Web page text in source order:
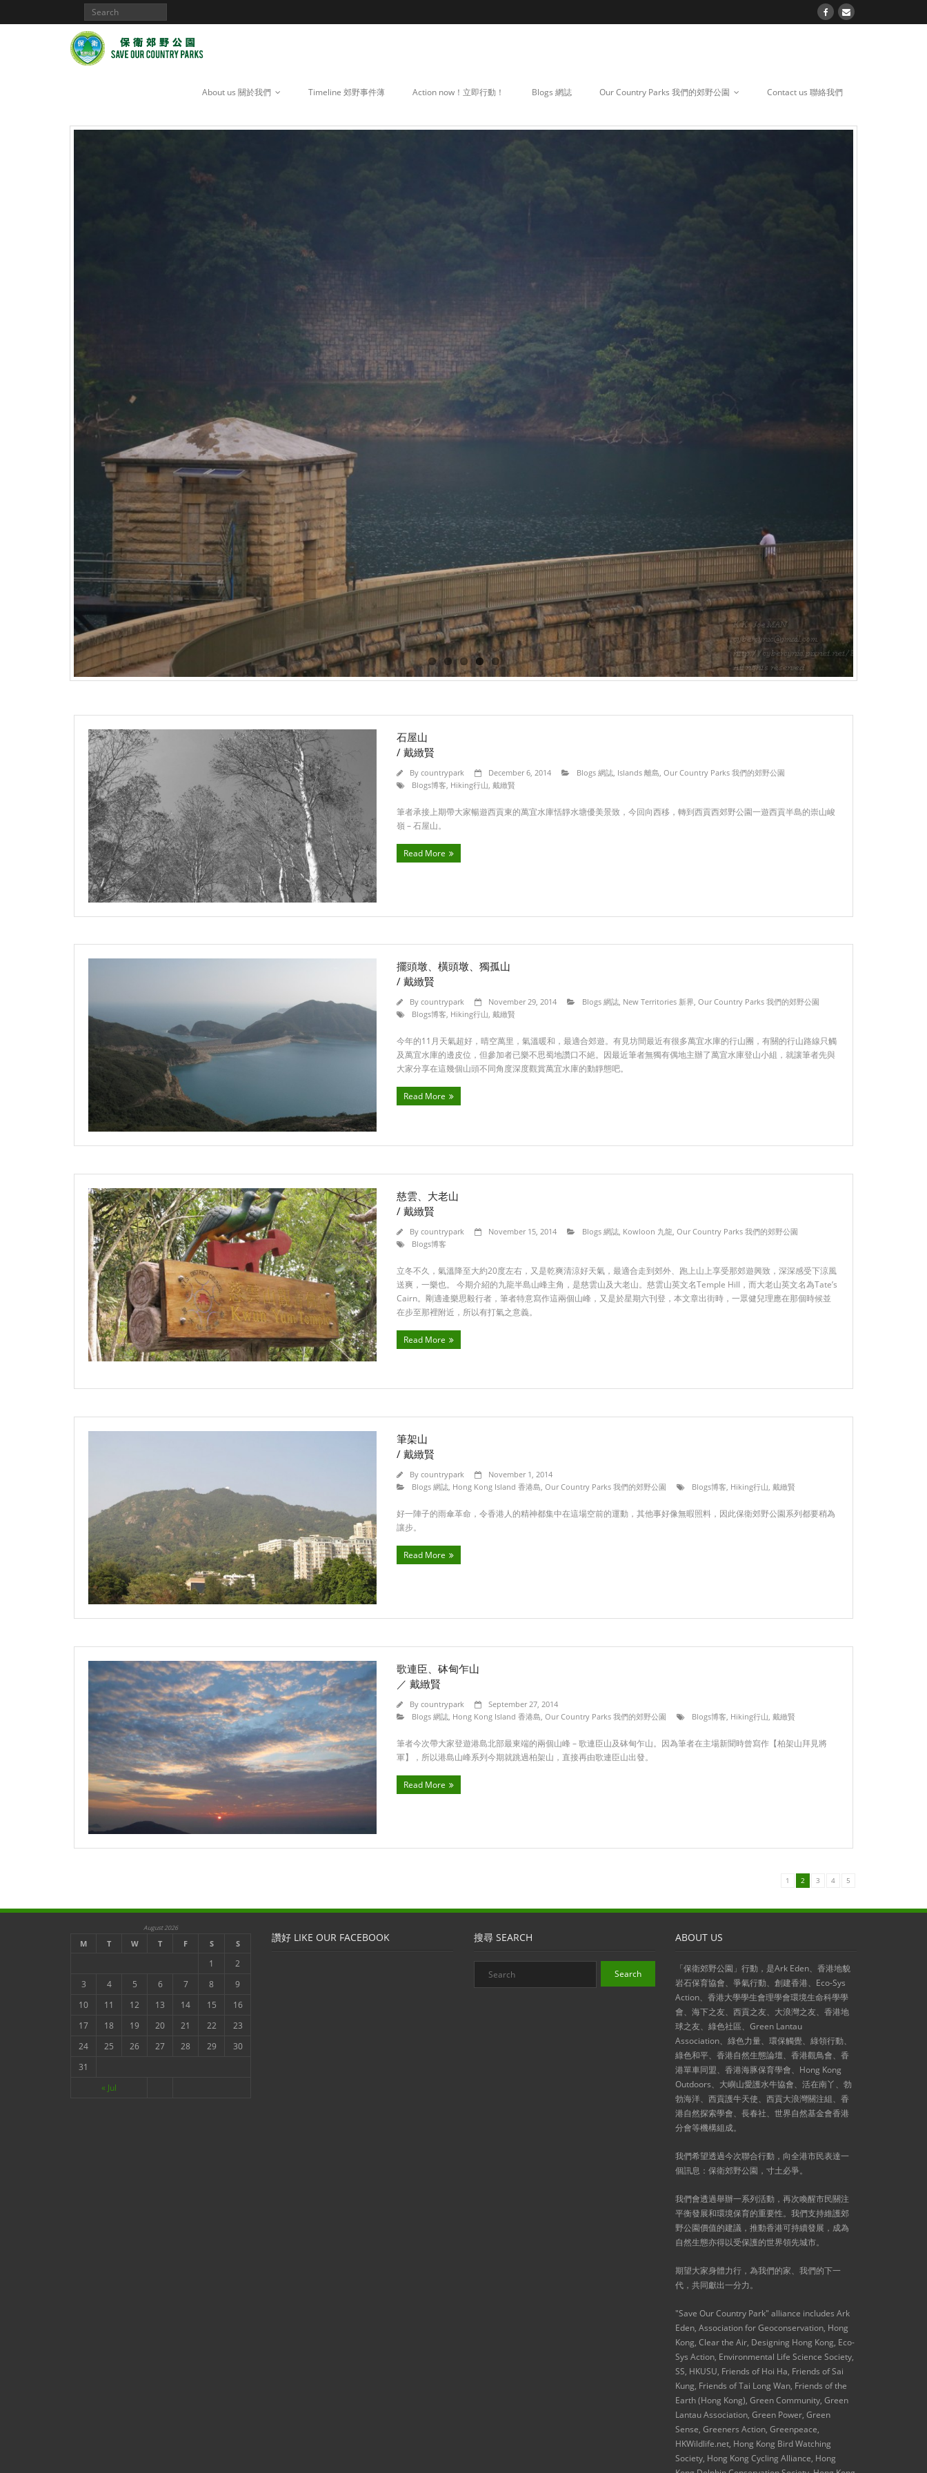
About us 關於我們 Timeline 郊野事件薄 Action now！立即行動！ Blogs 網誌 Our Country Parks 我們的郊野公園 Contact us 聯絡我們
石屋山
/ 戴緻賢
By countrypark December 6, 2014 Blogs 網誌, Islands 離島 Our Country Parks 我們的郊野公園
Blogs博客 Hiking行山 戴緻賢
筆者承接上期帶大家暢遊西貢東的萬宜水庫恬靜水塘優美景致，今回向西移，轉到西貢西郊野公園一遊西貢半島的崇山峻
嶺 – 石屋山。
Read More
擺頭墩、橫頭墩、獨孤山
/ 戴緻賢
By countrypark November 29, 2014 Blogs 網誌, New Territories 新界 Our Country Parks 我們的郊野公園
Blogs博客 Hiking行山 戴緻賢
今年的11月天氣超好，晴空萬里，氣溫暖和，最適合郊遊。有見坊間最近有很多萬宜水庫的行山團，有關的行山路線只觸
及萬宜水庫的邊皮位，但參加者已樂不思蜀地讚口不絕。因最近筆者無獨有偶地主辦了萬宜水庫登山小組，就讓筆者先與
大家分享在這幾個山頭不同角度深度觀賞萬宜水庫的動靜態吧。
Read More
慈雲、大老山
/ 戴緻賢
By countrypark November 15, 2014 Blogs 網誌, Kowloon 九龍 Our Country Parks 我們的郊野公園
Blogs博客
立冬不久，氣溫降至大約20度左右，又是乾爽清涼好天氣，最適合走到郊外、跑上山上享受那郊遊興致，深深感受下涼風
送爽，一樂也。 今期介紹的九龍半島山峰主角，是慈雲山及大老山。慈雲山英文名Temple Hill，而大老山英文名為Tate’s
Cairn。剛適逄樂思毅行者，筆者特意寫作這兩個山峰，又是於星期六刊登，本文章出街時，一眾健兒理應在那個時候並
在步至那裡附近，所以有打氣之意義。
Read More
筆架山
/ 戴緻賢
By countrypark
November 1, 2014
Blogs 網誌, Hong Kong Island 香港島 Our Country Parks 我們的郊野公園 Blogs博客 Hiking行山 戴緻賢
好一陣子的雨傘革命，令香港人的精神都集中在這場空前的運動，其他事好像無暇照料，因此保衛郊野公園系列都要稍為
讓步。
Read More
歌連臣、砵甸乍山
／ 戴緻賢
By countrypark
September 27, 2014
Blogs 網誌, Hong Kong Island 香港島 Our Country Parks 我們的郊野公園 Blogs博客 Hiking行山 戴緻賢
筆者今次帶大家登遊港島北部最東端的兩個山峰 – 歌連臣山及砵甸乍山。因為筆者在主場新聞時曾寫作【柏架山拜見將
軍】，所以港島山峰系列今期就跳過柏架山，直接再由歌連臣山出發。
Read More
1 2 3 4 5
August 2026
M T W T F S S
« Jul
1
2
3
4 5 6 7 8
9
10
11 12 13 14 15
16
17
18 19 20 21 22
23
24
25 26 27 28 29
30
31
讚好 LIKE OUR FACEBOOK 搜尋 SEARCH ABOUT US
「保衛郊野公園」行動，是Ark Eden、香港地貌
岩石保育協會、爭氣行動、創建香港、Eco-Sys
Action、香港大學學生會理學會環境生命科學學
會、海下之友、西貢之友、大浪灣之友、香港地
球之友、綠色社區、Green Lantau
Association、綠色力量、環保觸覺、綠領行動、
綠色和平、香港自然生態論壇、香港觀鳥會、香
港單車同盟、香港海豚保育學會、Hong Kong
Outdoors、大嶼山愛護水牛協會、活在南丫、勃
勃海洋、西貢護牛天使、西貢大浪灣關注組、香
港自然探索學會、長春社、世界自然基金會香港
分會等機構組成。
我們希望透過今次聯合行動，向全港市民表達一
個訊息：保衛郊野公園，寸土必爭。
我們會透過舉辦一系列活動，再次喚醒市民關注
平衡發展和環境保育的重要性。我們支持維護郊
野公園價值的建議，推動香港可持續發展，成為
自然生態亦得以受保護的世界領先城市。
期望大家身體力行，為我們的家、我們的下一
代，共同獻出一分力。
"Save Our Country Park" alliance includes Ark
Eden, Association for Geoconservation, Hong
Kong, Clear the Air, Designing Hong Kong, Eco-
Sys Action, Environmental Life Science Society,
SS, HKUSU, Friends of Hoi Ha, Friends of Sai
Kung, Friends of Tai Long Wan, Friends of the
Earth (Hong Kong), Green Community, Green
Lantau Association, Green Power, Green
Sense, Greeners Action, Greenpeace,
HKWildlife.net, Hong Kong Bird Watching
Society, Hong Kong Cycling Alliance, Hong